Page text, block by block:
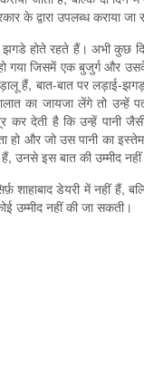
के द्वारा उपलब्ध कराया जा
होते रहते हैं। अभी कुछ
गया जिसमें एक बुजुर्ग और
हैं, बात-बात पर लड़ाई-
का जायजा लेंगे तो उन्हें
कर देती है कि उन्हें पानी
और जो उस पानी का
उनसे इस बात की उम्मीद
शाहाबाद डेयरी में नहीं
उम्मीद नहीं की जा सकती।